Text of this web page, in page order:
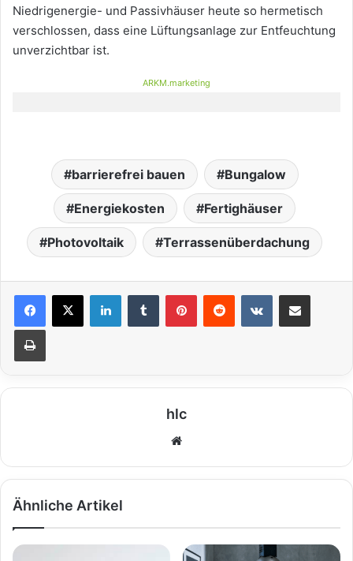
Niedrigenergie- und Passivhäuser heute so hermetisch
verschlossen, dass eine Lüftungsanlage zur Entfeuchtung
unverzichtbar ist.
ARKM.marketing
barrierefrei bauen Bungalow
Energiekosten Fertighäuser
Photovoltaik Terrassenüberdachung
hlc
eit
Ähnliche Artikel